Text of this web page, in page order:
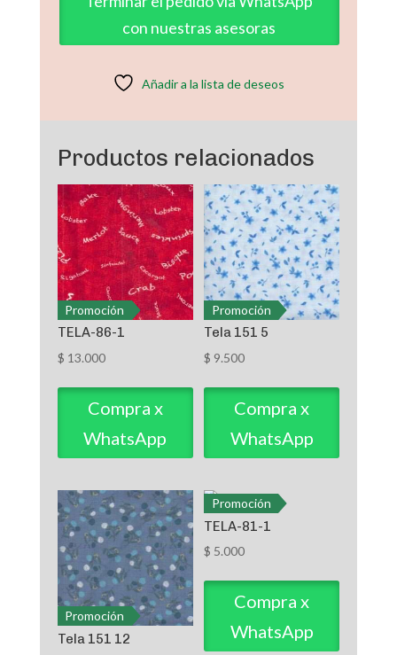
cantidad
con nuestras asesoras
Añadir a la lista de deseos
Productos relacionados
Promoción
TELA-86-1
$ 13.000
Compra x
WhatsApp
Promoción
Tela 151 5
$ 9.500
Compra x
WhatsApp
Promoción
Tela 151 12
Promoción
TELA-81-1
$ 5.000
Compra x
WhatsApp